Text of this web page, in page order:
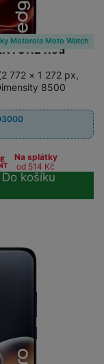
Red
Motorola Moto Watch
772 × 1 272 px,
8500
Na splátky
od 514 Kč
Do košíku